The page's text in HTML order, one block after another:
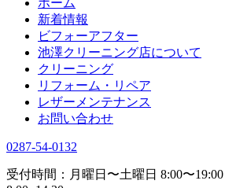
新着情報
ビフォーアフター
池澤クリーニング店について
クリーニング
リフォーム・リペア
レザーメンテナンス
お問い合わせ
0287-54-0132
受付時間：月曜日〜土曜日 8:00〜